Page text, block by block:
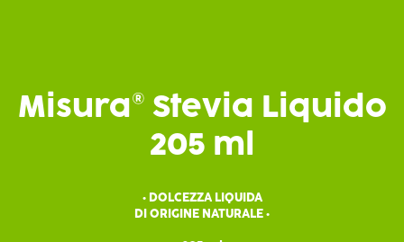
Misura® Stevia Liquido
205 ml
• DOLCEZZA LIQUIDA
DI ORIGINE NATURALE •